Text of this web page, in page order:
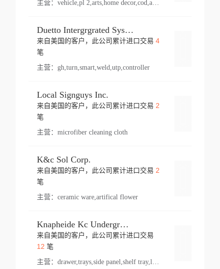
主营： vehicle,pl 2,arts,home decor,cod,amusement ride,sea
Duetto Intergrgrated Systems Inc.
来自美国的客户，此公司累计进口交易 4
笔
主营： gh,turn,smart,weld,utp,controller
Local Signguys Inc.
来自美国的客户，此公司累计进口交易 2
笔
主营： microfiber cleaning cloth
K&c Sol Corp.
来自美国的客户，此公司累计进口交易 2
笔
主营： ceramic ware,artifical flower
Knapheide Kc Underground
来自美国的客户，此公司累计进口交易
12 笔
主营：